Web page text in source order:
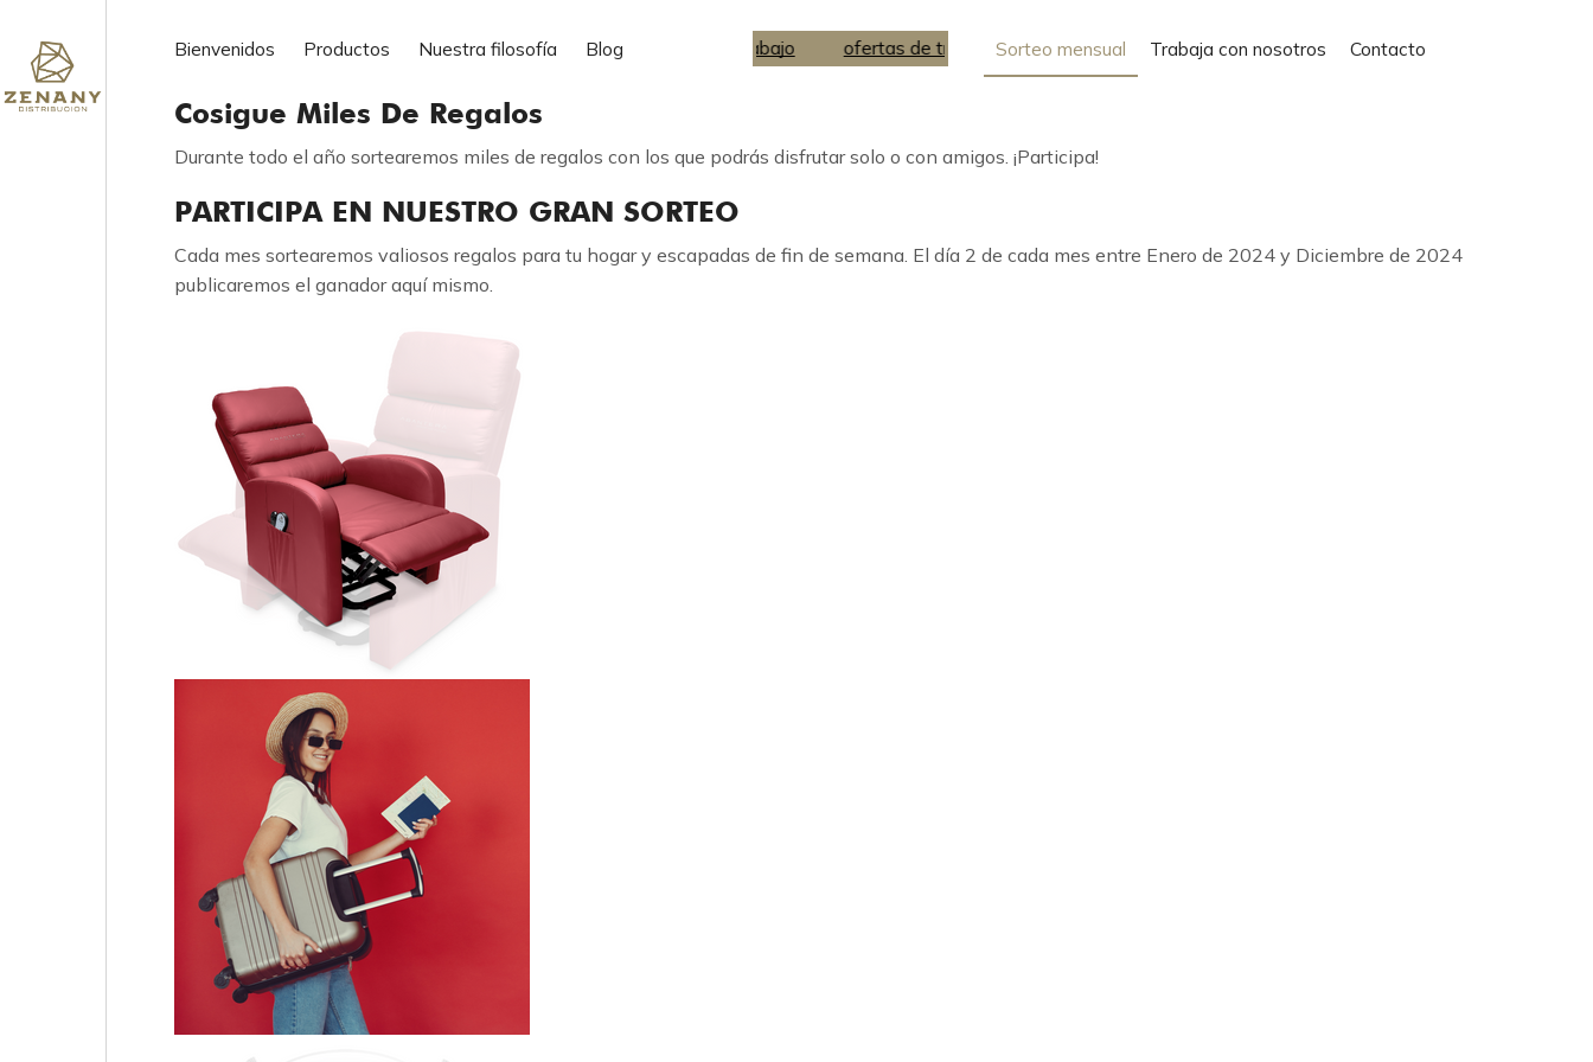
Bienvenidos Productos Nuestra filosofía Blog
ofertas de trabajo ofertas de trabajo ofertas de trabajo Sorteo mensual Trabaja con nosotros Contacto
Cosigue Miles De Regalos
Durante todo el año sortearemos miles de regalos con los que podrás disfrutar solo o con amigos. ¡Participa!
PARTICIPA EN NUESTRO GRAN SORTEO
Cada mes sortearemos valiosos regalos para tu hogar y escapadas de fin de semana. El día 2 de cada mes entre Enero de 2024 y Diciembre de 2024
publicaremos el ganador aquí mismo.